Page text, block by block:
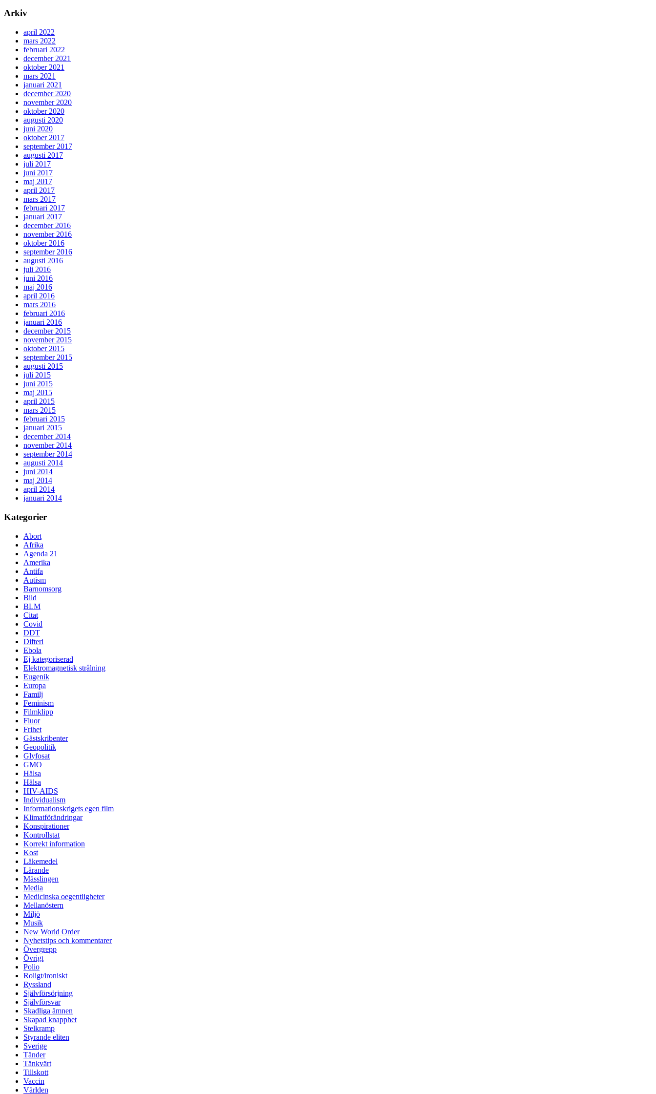
Arkiv
april 2022
mars 2022
februari 2022
december 2021
oktober 2021
mars 2021
januari 2021
december 2020
november 2020
oktober 2020
augusti 2020
juni 2020
oktober 2017
september 2017
augusti 2017
juli 2017
juni 2017
maj 2017
april 2017
mars 2017
februari 2017
januari 2017
december 2016
november 2016
oktober 2016
september 2016
augusti 2016
juli 2016
juni 2016
maj 2016
april 2016
mars 2016
februari 2016
januari 2016
december 2015
november 2015
oktober 2015
september 2015
augusti 2015
juli 2015
juni 2015
maj 2015
april 2015
mars 2015
februari 2015
januari 2015
december 2014
november 2014
september 2014
augusti 2014
juni 2014
maj 2014
april 2014
januari 2014
Kategorier
Abort
Afrika
Agenda 21
Amerika
Antifa
Autism
Barnomsorg
Bild
BLM
Citat
Covid
DDT
Difteri
Ebola
Ej kategoriserad
Elektromagnetisk strålning
Eugenik
Europa
Familj
Feminism
Filmklipp
Fluor
Frihet
Gästskribenter
Geopolitik
Glyfosat
GMO
Hälsa
Hälsa
HIV-AIDS
Individualism
Informationskrigets egen film
Klimatförändringar
Konspirationer
Kontrollstat
Korrekt information
Kost
Läkemedel
Lärande
Mässlingen
Media
Medicinska oegentligheter
Mellanöstern
Miljö
Musik
New World Order
Nyhetstips och kommentarer
Övergrepp
Övrigt
Polio
Roligt/ironiskt
Ryssland
Självförsörjning
Självförsvar
Skadliga ämnen
Skapad knapphet
Stelkramp
Styrande eliten
Sverige
Tänder
Tänkvärt
Tillskott
Vaccin
Världen